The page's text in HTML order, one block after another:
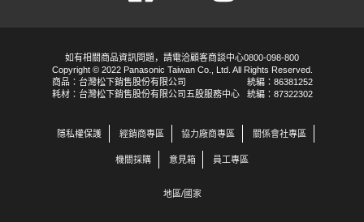
如有相關商品資訊問題，請電洽顧客商談中心0800-098-800
Copyright © 2022 Panasonic Taiwan Co., Ltd. All Rights Reserved.
商品：台灣松下銷售股份有限公司
耗材：台灣松下銷售股份有限公司五股服務中心
統編：86381252
統編：87322302
隱私權保護 經銷商專區 協力廠商專區 關係會社專區
機關採購 意見箱 員工專區
地區/國家